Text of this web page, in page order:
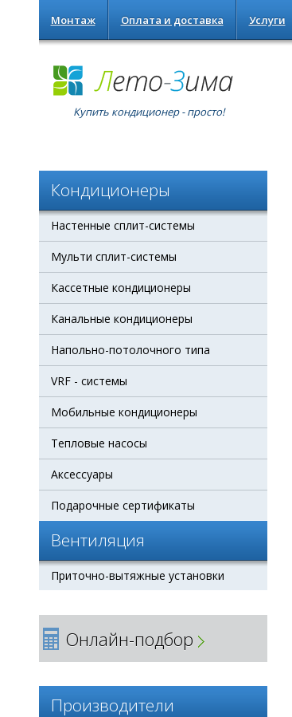
Монтаж Оплата и доставка Услуги
Купить кондиционер - просто!
Кондиционеры
Настенные сплит-системы
Мульти сплит-системы
Кассетные кондиционеры
Канальные кондиционеры
Напольно-потолочного типа
VRF - системы
Мобильные кондиционеры
Тепловые насосы
Аксессуары
Подарочные сертификаты
Вентиляция
Приточно-вытяжные установки
Онлайн-подбор
Производители